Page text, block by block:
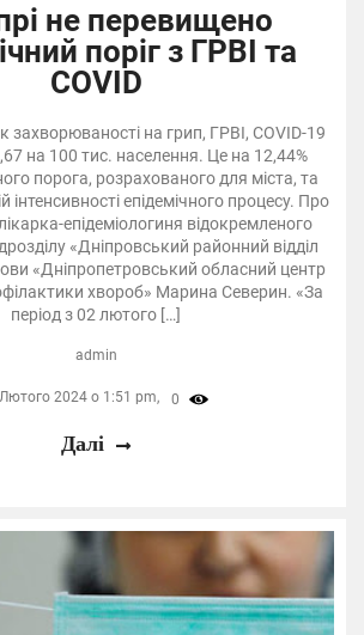
не перевищено
поріг з ГРВІ та
COVID
захворюваності на грип, ГРВІ, COVID-19
на 100 тис. населення. Це на 12,44%
порога, розрахованого для міста, та
інтенсивності епідемічного процесу. Про
епідеміологиня відокремленого
«Дніпровський районний відділ
«Дніпропетровський обласний центр
хвороб» Марина Северин. «За
період з 02 лютого […]
admin
2024 о 1:51 pm, 0
Далі